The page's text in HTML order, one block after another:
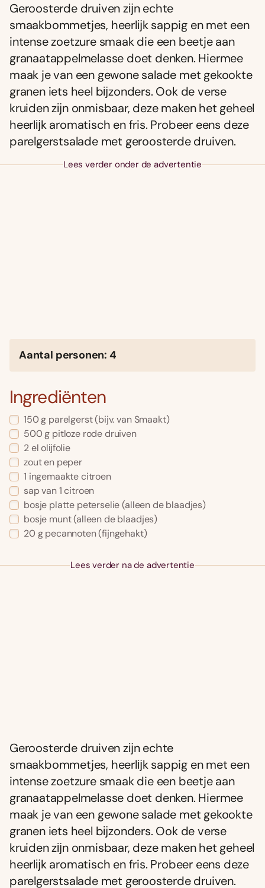
Geroosterde druiven zĳn echte
smaakbommetjes, heerlĳk sappig en met een
intense zoetzure smaak die een beetje aan
granaatappelmelasse doet denken. Hiermee
maak je van een gewone salade met gekookte
granen iets heel bĳzonders. Ook de verse
kruiden zĳn onmisbaar, deze maken het geheel
heerlĳk aromatisch en fris. Probeer eens deze
parelgerstsalade met geroosterde druiven.
Lees verder onder de advertentie
Aantal personen: 4
Ingrediënten
150 g parelgerst (bijv. van Smaakt)
500 g pitloze rode druiven
2 el olĳfolie
zout en peper
1 ingemaakte citroen
sap van 1 citroen
bosje platte peterselie (alleen de blaadjes)
bosje munt (alleen de blaadjes)
20 g pecannoten (fijngehakt)
Lees verder na de advertentie
Geroosterde druiven zĳn echte
smaakbommetjes, heerlĳk sappig en met een
intense zoetzure smaak die een beetje aan
granaatappelmelasse doet denken. Hiermee
maak je van een gewone salade met gekookte
granen iets heel bĳzonders. Ook de verse
kruiden zĳn onmisbaar, deze maken het geheel
heerlĳk aromatisch en fris. Probeer eens deze
parelgerstsalade met geroosterde druiven.